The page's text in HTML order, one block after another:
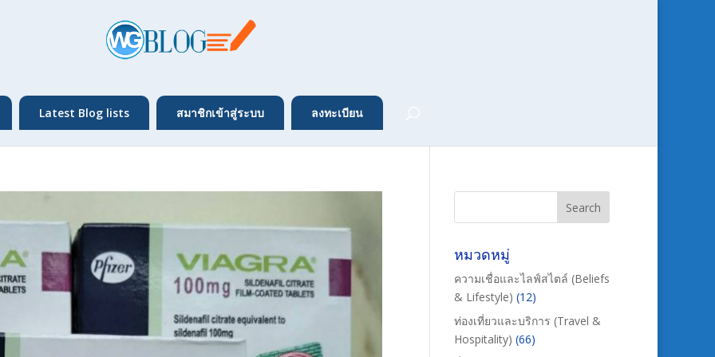
Latest Blog lists สมาชิกเข้าสู่ระบบ ลงทะเบียน
หมวดหมู่
ความเชื่อและไลฟ์สไตล์ (Beliefs
& Lifestyle) (12)
ท่องเที่ยวและบริการ (Travel &
Hospitality) (66)